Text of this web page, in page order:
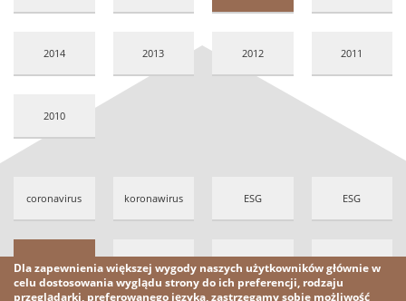
2014 2013 2012 2011
2010
coronavirus koronawirus ESG ESG
familia rodzina family
Dla zapewnienia większej wygody naszych użytkowników głównie w
celu dostosowania wyglądu strony do ich preferencji, rodzaju
przeglądarki, preferowanego języka, zastrzegamy sobie możliwość